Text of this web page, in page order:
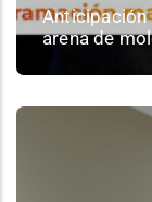
Anticipación
arena de